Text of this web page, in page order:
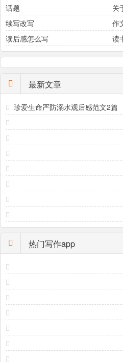
话题
关
续写改写
作
读后感怎么写
读
最新文章
珍爱生命严防溺水观后感范文2篇
热门写作app